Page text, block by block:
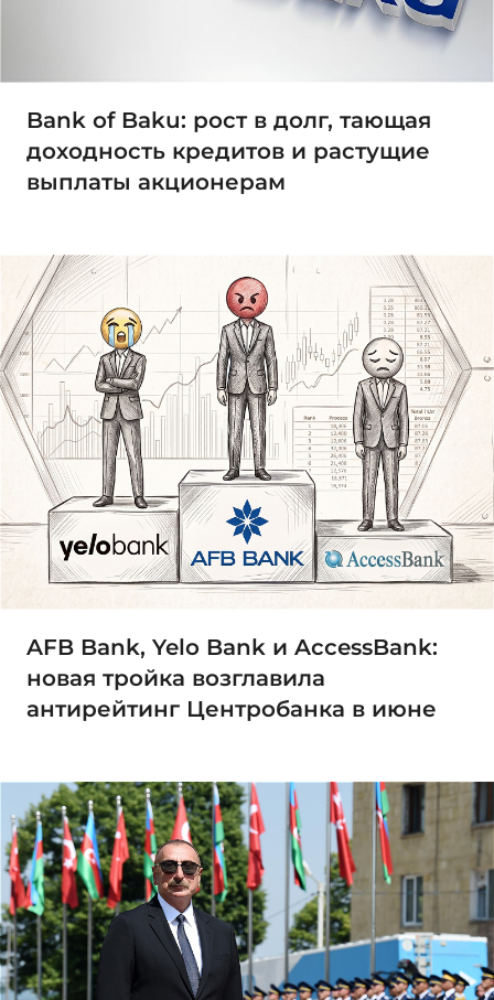
Bank of Baku: рост в долг, тающая
доходность кредитов и растущие
выплаты акционерам
AFB Bank, Yelo Bank и AccessBank:
новая тройка возглавила
антирейтинг Центробанка в июне